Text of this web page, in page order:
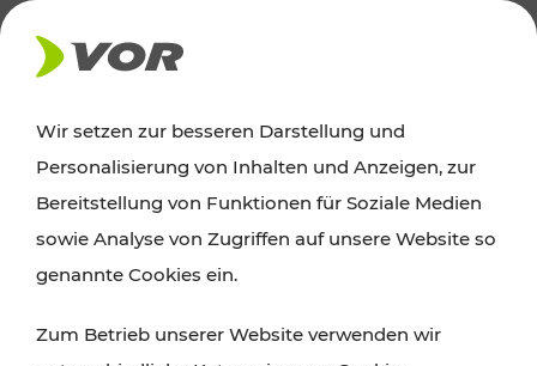
AKTUELLES
Ausflugstipps
Wien, Niederösterreich und das Burgenland
Wanderungen, Kultur und Gastronomie,
Wir setzen zur besseren Darstellung und
Personalisierung von Inhalten und Anzeigen, zur
Bereitstellung von Funktionen für Soziale Medien
sowie Analyse von Zugriffen auf unsere Website so
genannte Cookies ein.
Zum Betrieb unserer Website verwenden wir